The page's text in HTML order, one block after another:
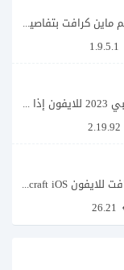
انضم الى التليجرام استكشف عالم ماين كرافت بتفاصيل مذهلة 🌟 هل أنت مستعد لمغامرة...
انضم الى التليجرام واتساب الذهبي 2023 للايفون إذا كنت تبحث عن واتساب الذهبي للايفون...
انضم الى التليجرام لعبة ماين كرافت للايفون Minecraft iOS تُعد لعبة Minecraft واحدة من...